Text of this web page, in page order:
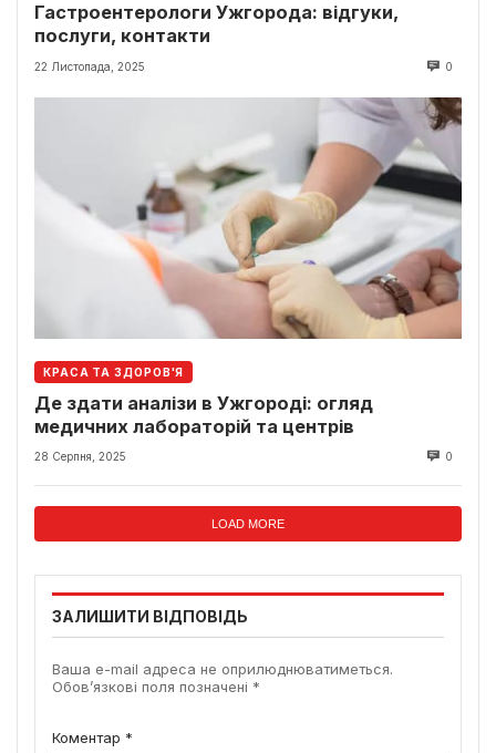
Гастроентерологи Ужгорода: відгуки,
послуги, контакти
22 Листопада, 2025 0
КРАСА ТА ЗДОРОВ'Я
Де здати аналізи в Ужгороді: огляд
медичних лабораторій та центрів
28 Серпня, 2025 0
LOAD MORE
ЗАЛИШИТИ ВІДПОВІДЬ
Ваша e-mail адреса не оприлюднюватиметься.
Обов’язкові поля позначені *
Коментар *